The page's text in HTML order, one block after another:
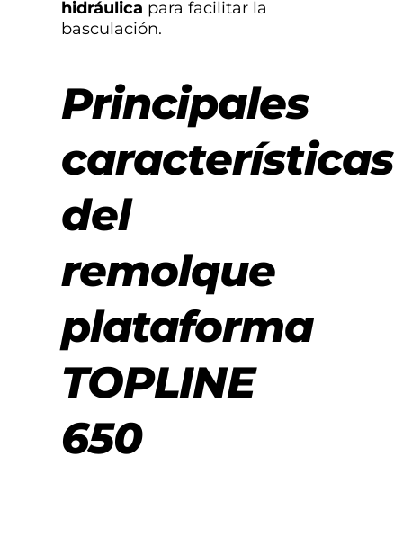
hidráulica para facilitar la
basculación.
Principales
características
del
remolque
plataforma
TOPLINE
650